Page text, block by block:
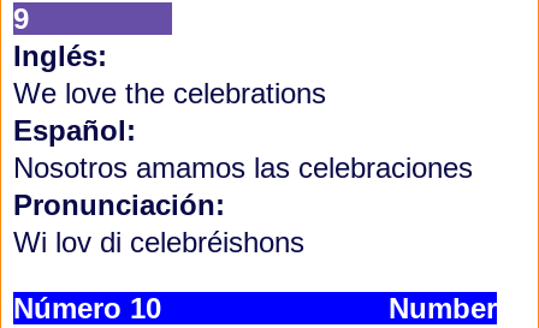
9
Inglés:
We love the celebrations
Español:
Nosotros amamos las celebraciones
Pronunciación:
Wi lov di celebréishons
Número 10 Number